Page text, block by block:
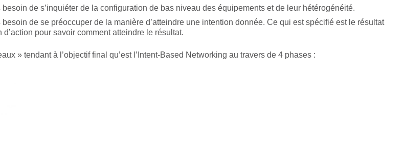
besoin de s’inquiéter de la configuration de bas niveau des équipements et de leur hétérogénéité.
besoin de se préoccuper de la manière d’atteindre une intention donnée. Ce qui est spécifié est le résultat
pour savoir comment atteindre le résultat.
» tendant à l’objectif final qu’est l’Intent-Based Networking au travers de 4 phases :